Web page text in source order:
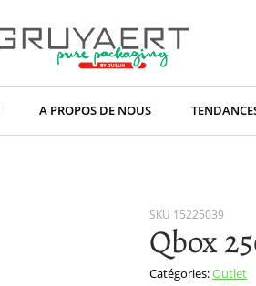
A PROPOS DE NOUS
SKU 15225039
Qbox
Catégories:Outlet